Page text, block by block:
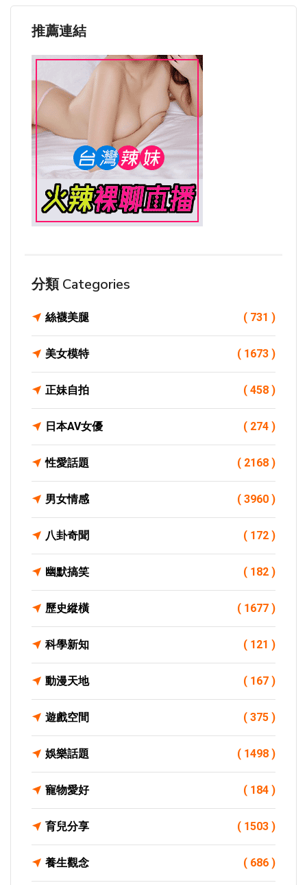
推薦連結
分類 Categories
絲襪美腿 ( 731 )
美女模特 ( 1673 )
正妹自拍 ( 458 )
日本AV女優 ( 274 )
性愛話題 ( 2168 )
男女情感 ( 3960 )
八卦奇聞 ( 172 )
幽默搞笑 ( 182 )
歷史縱橫 ( 1677 )
科學新知 ( 121 )
動漫天地 ( 167 )
遊戲空間 ( 375 )
娛樂話題 ( 1498 )
寵物愛好 ( 184 )
育兒分享 ( 1503 )
養生觀念 ( 686 )